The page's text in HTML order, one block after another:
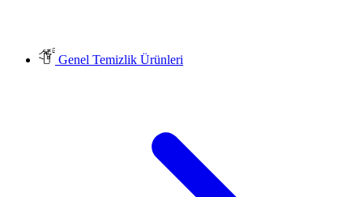
Genel Temizlik Ürünleri